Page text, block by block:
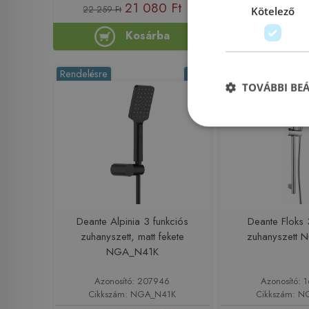
22 259 Ft 21 080 Ft
Kosárba
19 942
Rendelésre
Deante Alpinia 3 funkciós
zuhanyszett, matt fekete
NGA_N41K
Azonosító: 207946
Cikkszám: NGA_N41K
Deante Floks
zuhanyszett
Azonosító:
Cikkszám:
Kötelező
TOVÁBBI